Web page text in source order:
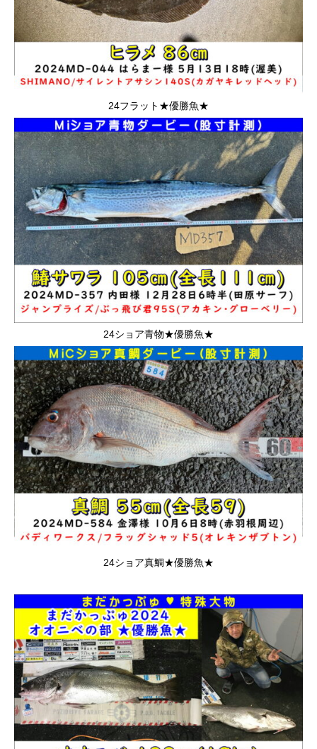
24フラット★優勝魚★
24ショア青物★優勝魚★
24ショア真鯛★優勝魚★